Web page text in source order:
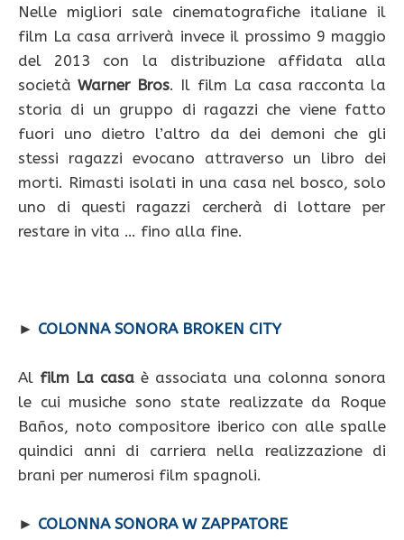
Nelle migliori sale cinematografiche italiane il
film La casa arriverà invece il prossimo 9 maggio
del 2013 con la distribuzione affidata alla
societàWarner Bros. Il film La casa racconta la
storia di un gruppo di ragazzi che viene fatto
fuori uno dietro l’altro da dei demoni che gli
stessi ragazzi evocano attraverso un libro dei
morti. Rimasti isolati in una casa nel bosco, solo
uno di questi ragazzi cercherà di lottare per
restare in vita … fino alla fine.
► COLONNA SONORA BROKEN CITY
Al film La casa è associata una colonna sonora
le cui musiche sono state realizzate da Roque
Baños, noto compositore iberico con alle spalle
quindici anni di carriera nella realizzazione di
brani per numerosi film spagnoli.
► COLONNA SONORA W ZAPPATORE